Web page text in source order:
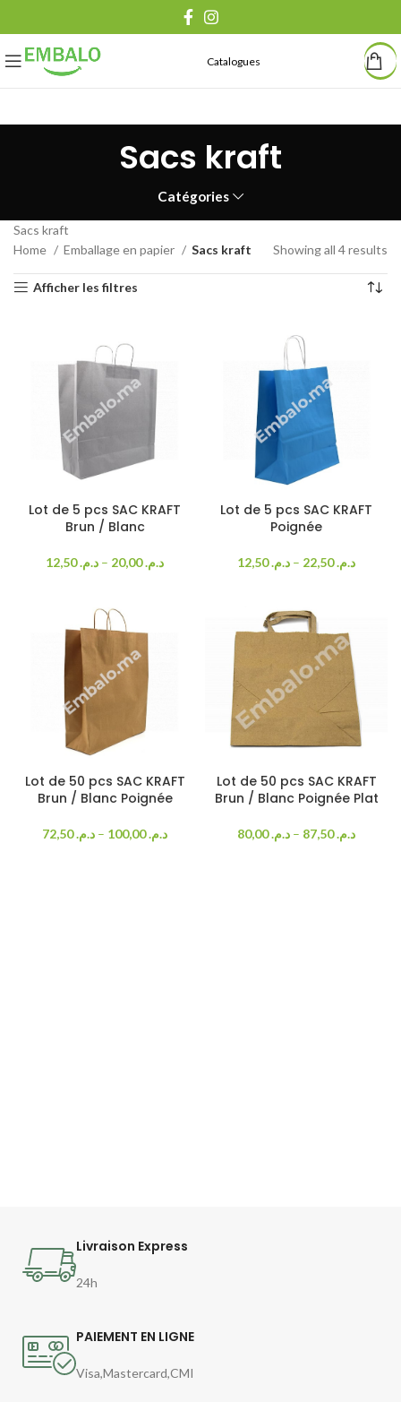
Catalogues
Sacs kraft
Catégories
Sacs kraft
Home
Emballage en papier Sacs kraft Showing all 4 results
Afficher les filtres
Lot de 5 pcs SAC KRAFT
Brun / Blanc
د.م.12,50 – د.م.20,00
Lot de 5 pcs SAC KRAFT
Poignée
د.م.12,50 – د.م.22,50
Lot de 50 pcs SAC KRAFT
Brun / Blanc Poignée
د.م.72,50 – د.م.100,00
Lot de 50 pcs SAC KRAFT
Brun / Blanc Poignée Plat
د.م.80,00 – د.م.87,50
Livraison Express
24h
PAIEMENT EN LIGNE
Visa,Mastercard,CMI